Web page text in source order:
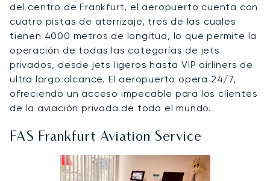
del centro de Frankfurt, el aeropuerto cuenta con
cuatro pistas de aterrizaje, tres de las cuales
tienen 4000 metros de longitud, lo que permite la
operación de todas las categorías de jets
privados, desde jets ligeros hasta VIP airliners de
ultra largo alcance. El aeropuerto opera 24/7,
ofreciendo un acceso impecable para los clientes
de la aviación privada de todo el mundo.
FAS Frankfurt Aviation Service